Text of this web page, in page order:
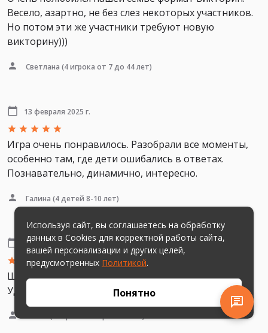
Весело, азартно, не без слез некоторых участников.
Но потом эти же участники требуют новую
викторину)))
Светлана (4 игрока от 7 до 44 лет)
13 февраля 2025 г.
Игра очень понравилось. Разобрали все моменты,
особенно там, где дети ошибались в ответах.
Познавательно, динамично, интересно.
Галина (4 детей 8-10 лет)
10 февраля 2025 г.
Шикарный квиз, как всегда! Жду новых викторин!
Удачи в создании новых шедевров.
Используя сайт, вы соглашаетесь на обработку
данных в Cookies для корректной работы сайта,
вашей персонализации и других целей,
предусмотренных Политикой.
Понятно